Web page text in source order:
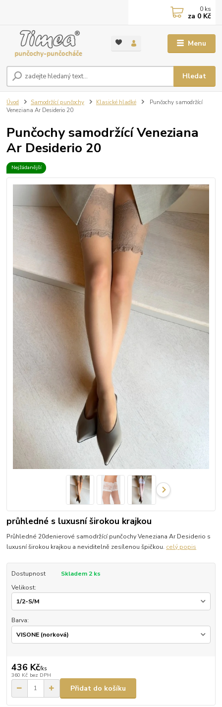
Menu
Hledat
0 ks
za 0 Kč
Úvod Samodržící punčochy Klasické hladké
Punčochy samodržící
Veneziana Ar Desiderio 20
Punčochy samodržící Veneziana
Ar Desiderio 20
Nejžádanější
průhledné s luxusní širokou krajkou
Průhledné 20denierové samodržící punčochy Veneziana Ar Desiderio s
luxusní širokou krajkou a neviditelně zesílenou špičkou. celý popis
Dostupnost
Skladem 2 ks
Velikost:
Barva:
436 Kč/ks
360 Kč bez DPH
Přidat do košíku